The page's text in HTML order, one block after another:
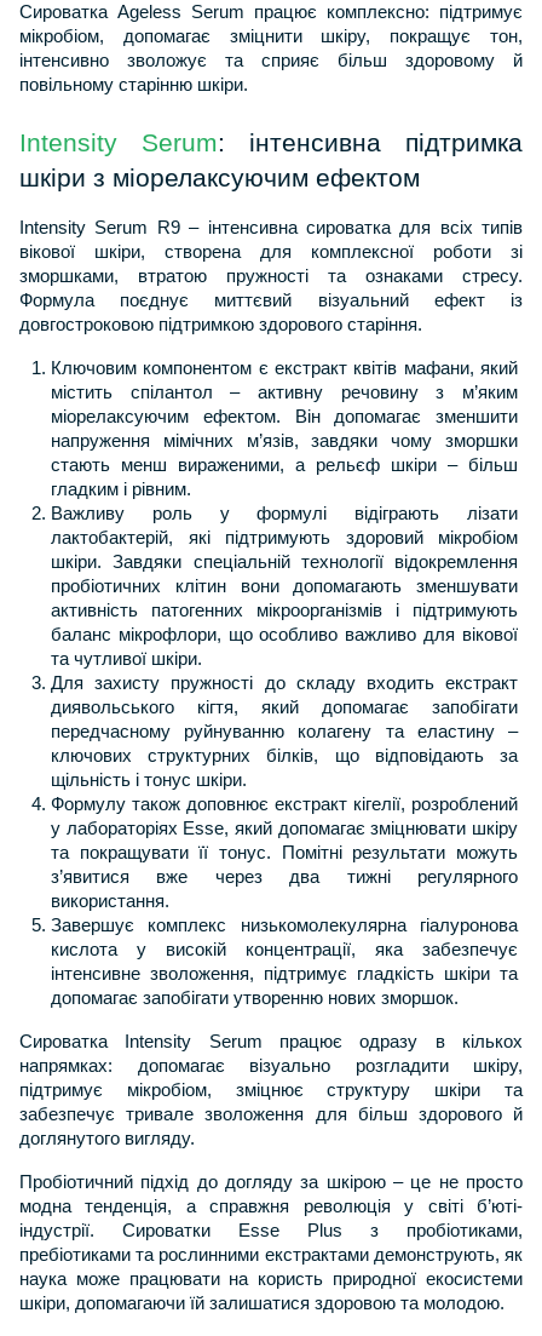
Сироватка Ageless Serum працює комплексно: підтримує
мікробіом, допомагає зміцнити шкіру, покращує тон,
інтенсивно зволожує та сприяє більш здоровому й
повільному старінню шкіри.
Intensity Serum: інтенсивна підтримка
шкіри з міорелаксуючим ефектом
Intensity Serum R9 – інтенсивна сироватка для всіх типів
вікової шкіри, створена для комплексної роботи зі
зморшками, втратою пружності та ознаками стресу.
Формула поєднує миттєвий візуальний ефект із
довгостроковою підтримкою здорового старіння.
Ключовим компонентом є екстракт квітів мафани, який
містить спілантол – активну речовину з м’яким
міорелаксуючим ефектом. Він допомагає зменшити
напруження мімічних м’язів, завдяки чому зморшки
стають менш вираженими, а рельєф шкіри – більш
гладким і рівним.
Важливу роль у формулі відіграють лізати
лактобактерій, які підтримують здоровий мікробіом
шкіри. Завдяки спеціальній технології відокремлення
пробіотичних клітин вони допомагають зменшувати
активність патогенних мікроорганізмів і підтримують
баланс мікрофлори, що особливо важливо для вікової
та чутливої шкіри.
Для захисту пружності до складу входить екстракт
диявольського кігтя, який допомагає запобігати
передчасному руйнуванню колагену та еластину –
ключових структурних білків, що відповідають за
щільність і тонус шкіри.
Формулу також доповнює екстракт кігелії, розроблений
у лабораторіях Esse, який допомагає зміцнювати шкіру
та покращувати її тонус. Помітні результати можуть
з’явитися вже через два тижні регулярного
використання.
Завершує комплекс низькомолекулярна гіалуронова
кислота у високій концентрації, яка забезпечує
інтенсивне зволоження, підтримує гладкість шкіри та
допомагає запобігати утворенню нових зморшок.
Сироватка Intensity Serum працює одразу в кількох
напрямках: допомагає візуально розгладити шкіру,
підтримує мікробіом, зміцнює структуру шкіри та
забезпечує тривале зволоження для більш здорового й
доглянутого вигляду.
Пробіотичний підхід до догляду за шкірою – це не просто
модна тенденція, а справжня революція у світі б’юті-
індустрії. Сироватки Esse Plus з пробіотиками,
пребіотиками та рослинними екстрактами демонструють, як
наука може працювати на користь природної екосистеми
шкіри, допомагаючи їй залишатися здоровою та молодою.